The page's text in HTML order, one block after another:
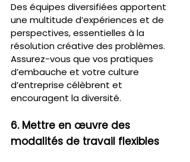
Des équipes diversifiées apportent
une multitude d’expériences et de
perspectives, essentielles à la
résolution créative des problèmes.
Assurez-vous que vos pratiques
d’embauche et votre culture
d’entreprise célèbrent et
encouragent la diversité.
6. Mettre en œuvre des
modalités de travail flexibles